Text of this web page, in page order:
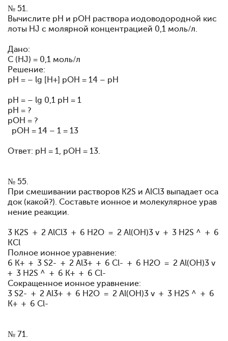
№ 51.
Вычислите рН и рОН раствора иодоводородной кис
лоты HJ с молярной концентрацией 0,1 моль/л.
Дано:
С (HJ) = 0,1 моль/л
Решение:
pH = – lg [H+] pOH = 14 – pH
pH = – lg 0,1 рН = 1
рН = ?
рОН = ?
pOH = 14 – 1 = 13
Ответ: рН = 1, pOH = 13.
№ 55.
При смешивании растворов K2S и AlCl3 выпадает оса
док (какой?). Составьте ионное и молекулярное урав
нение реакции.
3 K2S + 2 AlCl3 + 6 H2O = 2 Al(OH)3 v + 3 H2S ^ + 6
KCl
Полное ионное уравнение:
6 K+ + 3 S2- + 2 Al3+ + 6 Cl- + 6 H2O = 2 Al(OH)3 v
+ 3 H2S ^ + 6 K+ + 6 Cl-
Сокращенное ионное уравнение:
3 S2- + 2 Al3+ + 6 H2O = 2 Al(OH)3 v + 3 H2S ^ + 6
K+ + 6 Cl-
№ 71.